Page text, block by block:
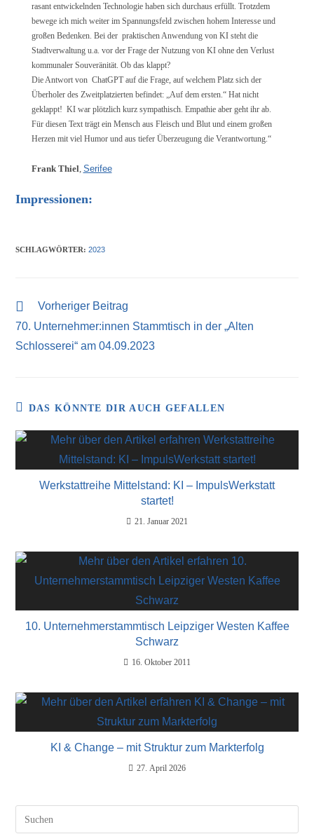
rasant entwickelnden Technologie haben sich durchaus erfüllt. Trotzdem
bewege ich mich weiter im Spannungsfeld zwischen hohem Interesse und
großen Bedenken. Bei der praktischen Anwendung von KI steht die
Stadtverwaltung u.a. vor der Frage der Nutzung von KI ohne den Verlust
kommunaler Souveränität. Ob das klappt?
Die Antwort von ChatGPT auf die Frage, auf welchem Platz sich der
Überholer des Zweitplatzierten befindet: „Auf dem ersten.“ Hat nicht
geklappt! KI war plötzlich kurz sympathisch. Empathie aber geht ihr ab.
Für diesen Text trägt ein Mensch aus Fleisch und Blut und einem großen
Herzen mit viel Humor und aus tiefer Überzeugung die Verantwortung.“
Frank Thiel, Serifee
Impressionen:
SCHLAGWÖRTER:2023
Vorheriger Beitrag
70. Unternehmer:innen Stammtisch in der „Alten
Schlosserei“ am 04.09.2023
DAS KÖNNTE DIR AUCH GEFALLEN
Werkstattreihe Mittelstand: KI – ImpulsWerkstatt
startet!
21. Januar 2021
10. Unternehmerstammtisch Leipziger Westen Kaffee
Schwarz
16. Oktober 2011
KI & Change – mit Struktur zum Markterfolg
27. April 2026